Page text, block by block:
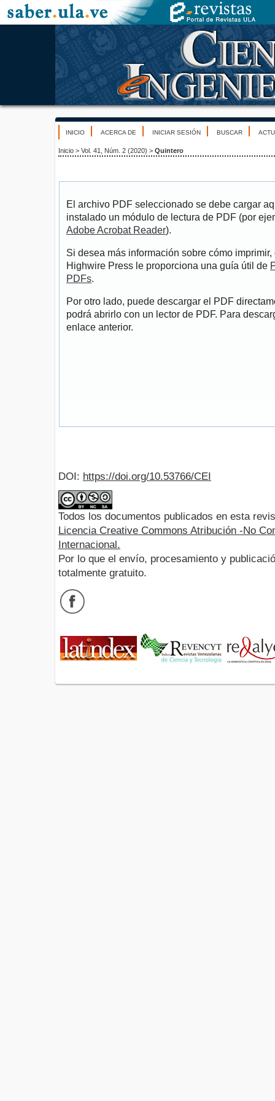
INICIO ACERCA DE INICIAR SESIÓN BUSCAR
Inicio > Vol. 41, Núm. 2 (2020) > Quintero
El archivo PDF seleccionado se debe cargar
instalado un módulo de lectura de PDF (por
Adobe Acrobat Reader).
Si desea más información sobre cómo
Highwire Press le proporciona una guía útil de
PDFs.
Por otro lado, puede descargar el PDF
podrá abrirlo con un lector de PDF. Para
enlace anterior.
DOI: https://doi.org/10.53766/CEI
Todos los documentos publicados en esta
Licencia Creative Commons Atribución -No
Internacional.
Por lo que el envío, procesamiento y
totalmente gratuito.